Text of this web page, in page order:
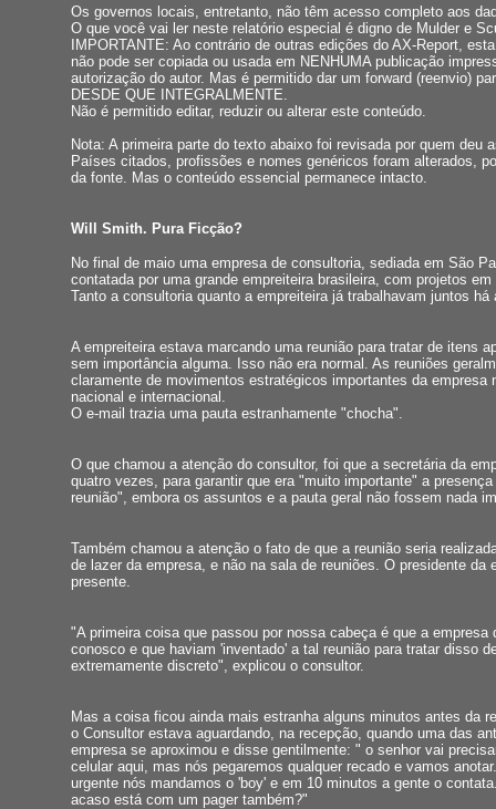
Os governos locais, entretanto, não têm acesso completo aos
O que você vai ler neste relatório especial é digno de Mulder e
IMPORTANTE: Ao contrário de outras edições do AX-Report,
não pode ser copiada ou usada em NENHUMA publicação
autorização do autor. Mas é permitido dar um forward (reenvio)
DESDE QUE INTEGRALMENTE.
Não é permitido editar, reduzir ou alterar este conteúdo.
Nota: A primeira parte do texto abaixo foi revisada por quem deu
Países citados, profissões e nomes genéricos foram alterados,
da fonte. Mas o conteúdo essencial permanece intacto.
Will Smith. Pura Ficção?
No final de maio uma empresa de consultoria, sediada em São
contatada por uma grande empreiteira brasileira, com projetos
Tanto a consultoria quanto a empreiteira já trabalhavam juntos há
A empreiteira estava marcando uma reunião para tratar de itens
sem importância alguma. Isso não era normal. As reuniões
claramente de movimentos estratégicos importantes da empresa
nacional e internacional.
O e-mail trazia uma pauta estranhamente "chocha".
O que chamou a atenção do consultor, foi que a secretária da
quatro vezes, para garantir que era "muito importante" a
reunião", embora os assuntos e a pauta geral não fossem nada
Também chamou a atenção o fato de que a reunião seria
de lazer da empresa, e não na sala de reuniões. O presidente da
presente.
"A primeira coisa que passou por nossa cabeça é que a empresa
conosco e que haviam 'inventado' a tal reunião para tratar disso
extremamente discreto", explicou o consultor.
Mas a coisa ficou ainda mais estranha alguns minutos antes da
o Consultor estava aguardando, na recepção, quando uma das
empresa se aproximou e disse gentilmente: " o senhor vai
celular aqui, mas nós pegaremos qualquer recado e vamos
urgente nós mandamos o 'boy' e em 10 minutos a gente o
acaso está com um pager também?"